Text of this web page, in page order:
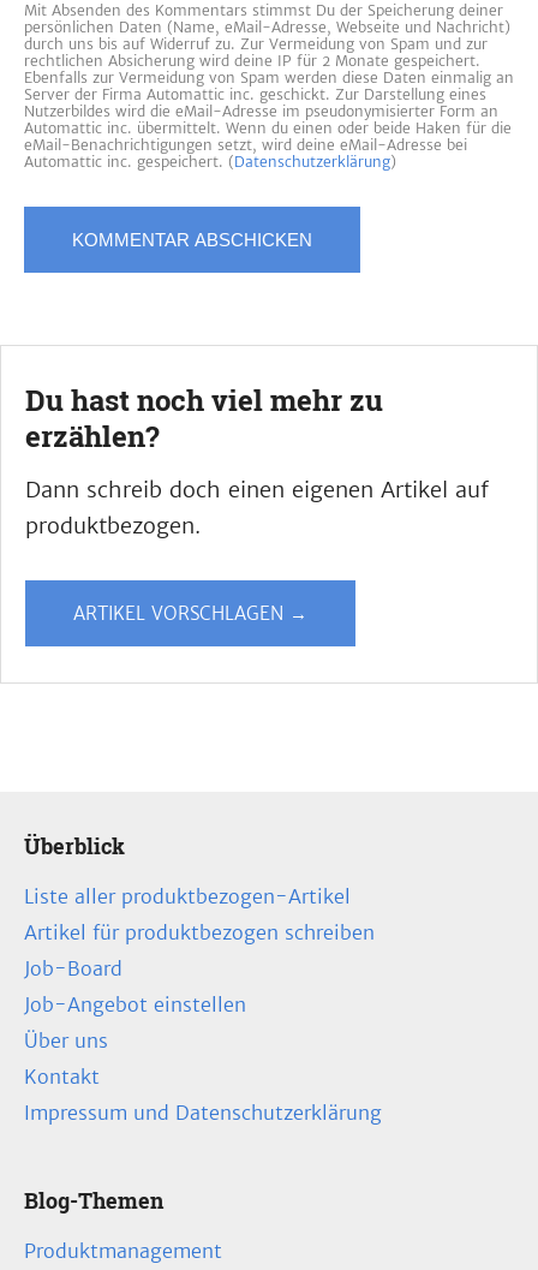
Mit Absenden des Kommentars stimmst Du der Speicherung deiner
persönlichen Daten (Name, eMail-Adresse, Webseite und Nachricht)
durch uns bis auf Widerruf zu. Zur Vermeidung von Spam und zur
rechtlichen Absicherung wird deine IP für 2 Monate gespeichert.
Ebenfalls zur Vermeidung von Spam werden diese Daten einmalig an
Server der Firma Automattic inc. geschickt. Zur Darstellung eines
Nutzerbildes wird die eMail-Adresse im pseudonymisierter Form an
Automattic inc. übermittelt. Wenn du einen oder beide Haken für die
eMail-Benachrichtigungen setzt, wird deine eMail-Adresse bei
Automattic inc. gespeichert. (Datenschutzerklärung)
Du hast noch viel mehr zu
erzählen?
Dann schreib doch einen eigenen Artikel auf
produktbezogen.
ARTIKEL VORSCHLAGEN →
Überblick
Liste aller produktbezogen-Artikel
Artikel für produktbezogen schreiben
Job-Board
Job-Angebot einstellen
Über uns
Kontakt
Impressum und Datenschutzerklärung
Blog-Themen
Produktmanagement